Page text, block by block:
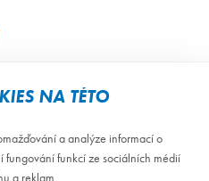
NA TÉTO
a analýze informací o
funkcí ze sociálních médií
a reklam.